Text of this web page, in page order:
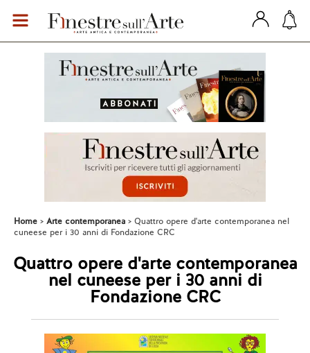
Home Arte contemporanea
Quattro opere d'arte contemporanea nel
cuneese per i 30 anni di Fondazione CRC
Quattro opere d'arte contemporanea
nel cuneese per i 30 anni di
Fondazione CRC